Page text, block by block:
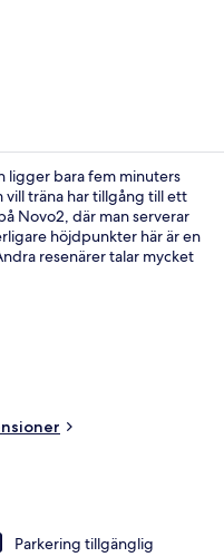
ligger bara fem minuters
vill träna har tillgång till ett
Novo2, där man serverar
höjdpunkter här är en
resenärer talar mycket
att gå och till Ubierring
Parkering tillgänglig